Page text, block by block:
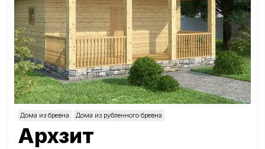
Дома из бревна Дома из рубленного бревна
Архзит